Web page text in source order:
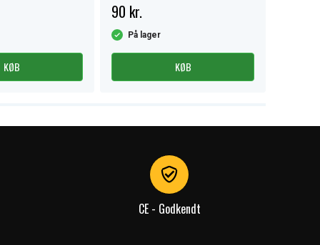
KØB
90 kr.
På lager
KØB
CE - Godkendt